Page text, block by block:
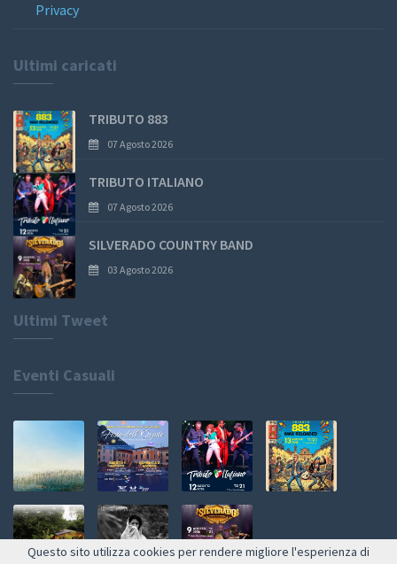
Privacy
Ultimi caricati
TRIBUTO 883
07 Agosto 2026
TRIBUTO ITALIANO
07 Agosto 2026
SILVERADO COUNTRY BAND
03 Agosto 2026
Ultimi Tweet
Eventi Casuali
Questo sito utilizza cookies per rendere migliore l'esperienza di